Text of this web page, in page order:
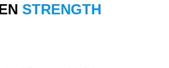
STRENGTH